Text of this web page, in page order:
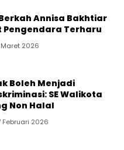
Annisa Bakhtiar
Pengendara Terharu
Maret 2026
Boleh Menjadi
SE Walikota
Non Halal
Februari 2026